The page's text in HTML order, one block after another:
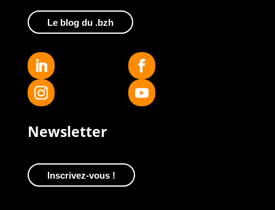
Le blog du .bzh
Newsletter
Inscrivez-vous !